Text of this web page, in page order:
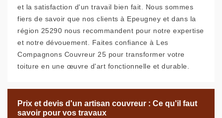
et la satisfaction d'un travail bien fait. Nous sommes
fiers de savoir que nos clients à Epeugney et dans la
région 25290 nous recommandent pour notre expertise
et notre dévouement. Faites confiance à Les
Compagnons Couvreur 25 pour transformer votre
toiture en une œuvre d'art fonctionnelle et durable.
Prix et devis d'un artisan couvreur : Ce qu'il faut
savoir pour vos travaux